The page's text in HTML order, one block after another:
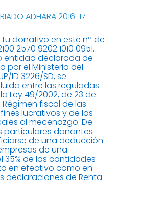
ADHARA 2016-17
donativo en este nº de
2570 9202 1010 0951.
entidad declarada de
por el Ministerio del
ID 3226/SD, se
entre las reguladas
Ley 49/2002, de 23 de
fiscal de las
lucrativos y de los
al mecenazgo. De
particulares donantes
de una deducción
de una
35% de las cantidades
en efectivo como en
declaraciones de Renta